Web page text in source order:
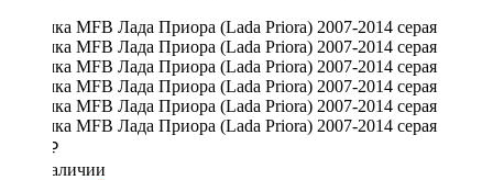
2300 ₽
в наличии